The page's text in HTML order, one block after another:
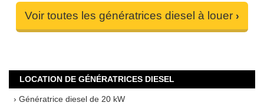
Voir toutes les génératrices diesel à louer
LOCATION DE GÉNÉRATRICES DIESEL
› Génératrice diesel de 20 kW